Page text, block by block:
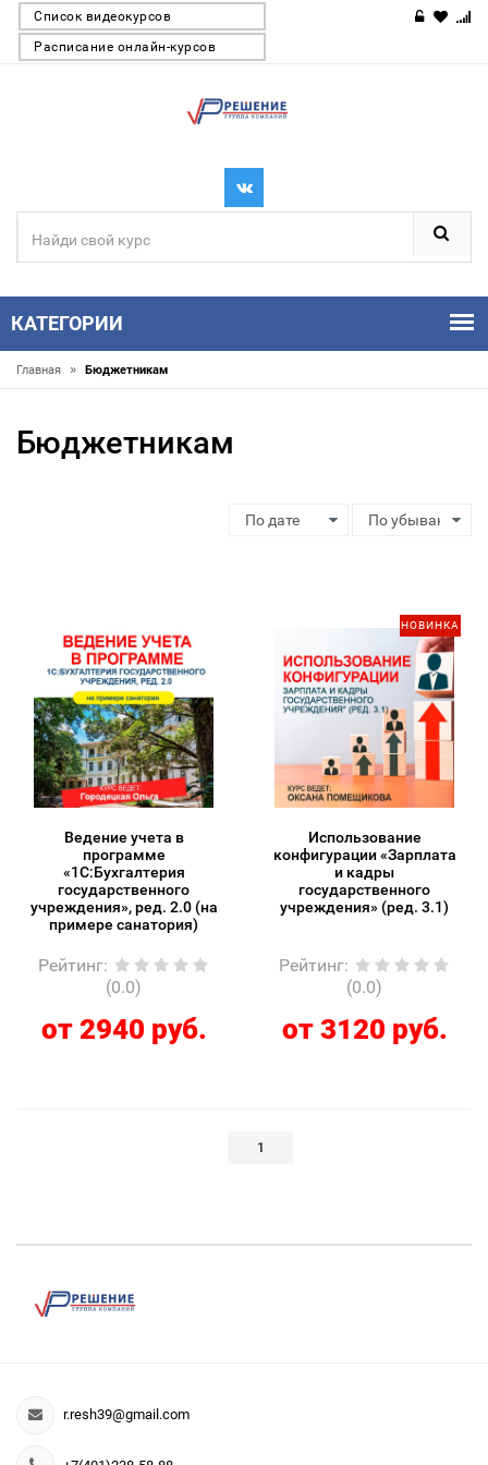
Список видеокурсов
Расписание онлайн-курсов
КАТЕГОРИИ
Главная » Бюджетникам
Бюджетникам
Ведение учета в
программе
«1С:Бухгалтерия
государственного
учреждения», ред. 2.0 (на
примере санатория)
Рейтинг:
(0.0)
от 2940 руб.
НОВИНКА
Использование
конфигурации «Зарплата
и кадры
государственного
учреждения» (ред. 3.1)
Рейтинг:
(0.0)
от 3120 руб.
1
r.resh39@gmail.com